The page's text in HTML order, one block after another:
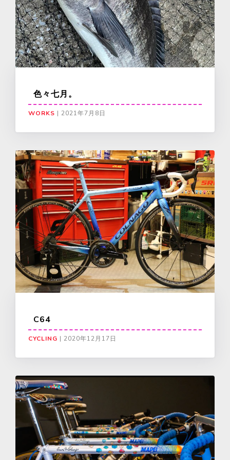
色々七月。
WORKS | 2021年7月8日
C64
CYCLING | 2020年12月17日